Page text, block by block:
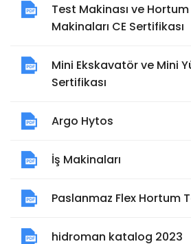
Test Makinası ve
Makinaları CE Sertifikası
Mini Ekskavatör ve Mini
Sertifikası
Argo Hytos
İş Makinaları
Paslanmaz Flex Hortum
hidroman katalog 2023